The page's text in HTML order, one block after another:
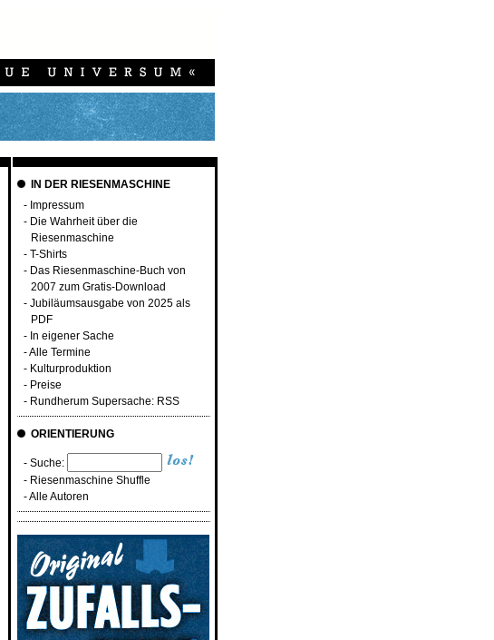
IN DER RIESENMASCHINE
- Impressum
- Die Wahrheit über die
Riesenmaschine
-T-Shirts
- Das Riesenmaschine-Buch von
2007 zum Gratis-Download
-Jubiläumsausgabe von 2025 als
PDF
- In eigener Sache
-Alle Termine
- Kulturproduktion
- Preise
- Rundherum Supersache: RSS
ORIENTIERUNG
- Suche:
- Riesenmaschine Shuffle
-Alle Autoren